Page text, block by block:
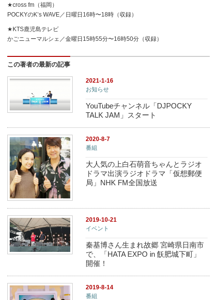
★cross fm（福岡）
POCKYのK’s WAVE／日曜日16時〜18時（収録）
★KTS鹿児島テレビ
かごニューマルシェ／金曜日15時55分〜16時50分（収録）
この著者の最新の記事
2021-1-16
お知らせ
YouTubeチャンネル「DJPOCKY
TALK JAM」スタート
2020-8-7
番組
大人気の上白石萌音ちゃんとラジオ
ドラマ出演ラジオドラマ「仮想郵便
局」NHK FM全国放送
2019-10-21
イベント
秦基博さん生まれ故郷 宮崎県日南市
で、「HATA EXPO in 飫肥城下町」
開催！
2019-8-14
番組